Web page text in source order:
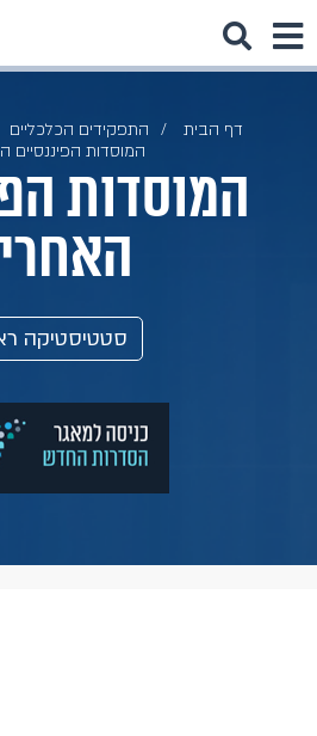
דף הבית התפקידים הכלכליים
המוסדות הפיננסיים
המוסדות
סטטיסטיקה